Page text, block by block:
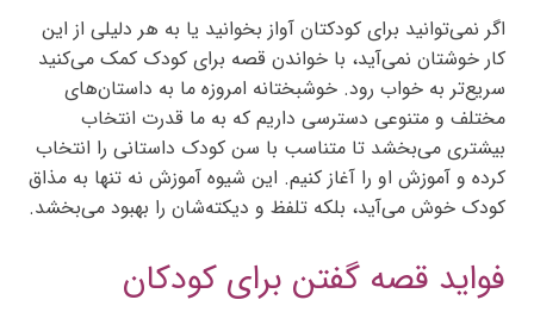
اگر نمی‌توانید برای کودکتان آواز بخوانید یا به هر دلیلی از این
کار خوشتان نمی‌آید، با خواندن قصه برای کودک کمک می‌کنید
سریع‌تر به خواب رود. خوشبختانه امروزه ما به داستان‌های
مختلف و متنوعی دسترسی داریم که به ما قدرت انتخاب
بیشتری می‌بخشد تا متناسب با سن کودک داستانی را انتخاب
کرده و آموزش او را آغاز کنیم. این شیوه آموزش نه تنها به مذاق
کودک خوش می‌آید، بلکه تلفظ و دیکته‌شان را بهبود می‌بخشد.
فواید قصه گفتن برای کودکان